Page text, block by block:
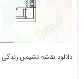
دانلود نقشه نشیمن زندگی نما اتاق